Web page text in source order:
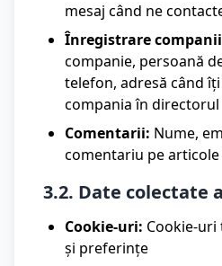
mesaj când ne
Înregistrare
companie, persoană
telefon, adresă când
compania în
Comentarii: Nume,
comentariu pe articole
3.2. Date colectate
Cookie-uri: Cookie-uri
și preferințe